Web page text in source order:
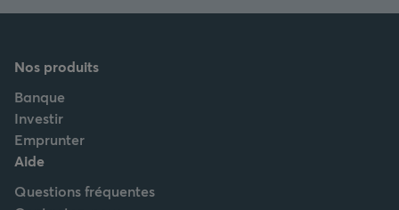
Nos produits
Banque
Investir
Emprunter
Aide
Questions fréquentes